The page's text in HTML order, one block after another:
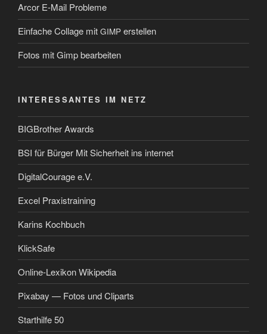
Arcor E‑Mail Probleme
Einfache Collage mit GIMP erstellen
Fotos mit Gimp bearbeiten
INTERESSANTES IM NETZ
BIGBrother Awards
BSI für Bürger Mit Sicherheit ins internet
DigitalCourage e.V.
Excel Praxistraining
Karins Kochbuch
KlickSafe
Online-Lexikon Wikipedia
Pixabay — Fotos und Cliparts
Starthilfe 50